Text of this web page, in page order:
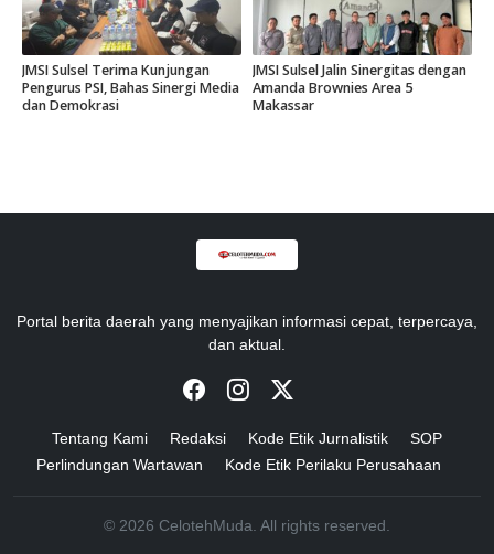
JMSI Sulsel Terima Kunjungan
Pengurus PSI, Bahas Sinergi Media
dan Demokrasi
JMSI Sulsel Jalin Sinergitas dengan
Amanda Brownies Area 5
Makassar
Portal berita daerah yang menyajikan informasi cepat, terpercaya,
dan aktual.
Tentang Kami Redaksi Kode Etik Jurnalistik
SOP
Perlindungan Wartawan
Kode Etik Perilaku Perusahaan
© 2026 CelotehMuda. All rights reserved.